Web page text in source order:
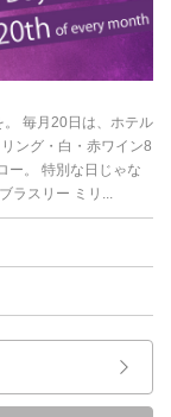
毎月20日は、ホテル
ング・白・赤ワイン8
ー。 特別な日じゃな
ラスリー ミリ...